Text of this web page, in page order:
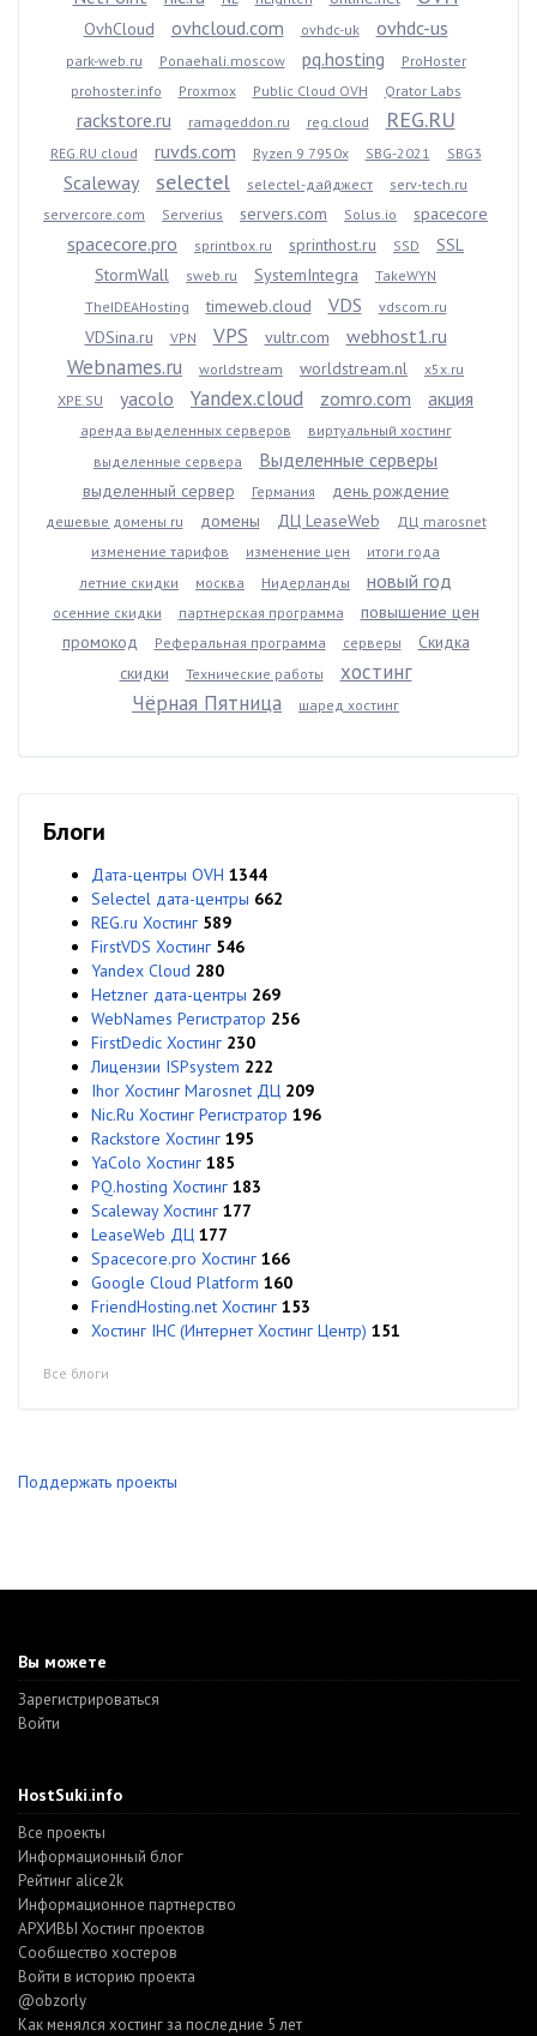
OvhCloud ovhcloud.com ovhdc-uk ovhdc-us
park-web.ru Ponaehali.moscow pq.hosting
ProHoster
prohoster.info
Proxmox Public Cloud OVH Qrator Labs
rackstore.ru ramageddon.ru reg.cloud REG.RU
REG.RU cloud ruvds.com Ryzen 9 7950x SBG-2021 SBG3
Scaleway selectel selectel-дайджест
serv-tech.ru
servercore.com
Serverius servers.com Solus.io spacecore
spacecore.pro sprintbox.ru sprinthost.ru SSD
SSL
StormWall
sweb.ru SystemIntegra
TakeWYN
TheIDEAHosting
timeweb.cloud VDS vdscom.ru
VDSina.ru VPN VPS vultr.com webhost1.ru
Webnames.ru worldstream worldstream.nl
x5x.ru
XPE.SU
yacolo Yandex.cloud zomro.com акция
аренда выделенных серверов
виртуальный хостинг
выделенные сервера
Выделенные серверы
выделенный сервер Германия день рождение
дешевые домены ru домены ДЦ LeaseWeb
ДЦ marosnet
изменение тарифов
изменение цен
итоги года
летние скидки
москва Нидерланды новый год
осенние скидки партнерская программа
повышение цен
промокод
Реферальная программа серверы
Скидка
скидки
Технические работы
хостинг
Чёрная Пятница
шаред хостинг
Блоги
Дата-центры OVH 1344
Selectel дата-центры 662
REG.ru Хостинг 589
FirstVDS Хостинг 546
Yandex Cloud 280
Hetzner дата-центры 269
WebNames Регистратор 256
FirstDedic Хостинг 230
Лицензии ISPsystem 222
Ihor Хостинг Marosnet ДЦ 209
Nic.Ru Хостинг Регистратор 196
Rackstore Хостинг 195
YaColo Хостинг 185
PQ.hosting Хостинг 183
Scaleway Хостинг 177
LeaseWeb ДЦ 177
Spacecore.pro Хостинг 166
Google Cloud Platform 160
FriendHosting.net Хостинг 153
Хостинг IHC (Интернет Хостинг Центр) 151
Все блоги
Поддержать проекты
Вы можете
Зарегистрироваться
Войти
HostSuki.info
Все проекты
Информационный блог
Рейтинг alice2k
Информационное партнерство
АРХИВЫ Хостинг проектов
Cообщество хостеров
Войти в историю проекта
@obzorly
Как менялся хостинг за последние 5 лет